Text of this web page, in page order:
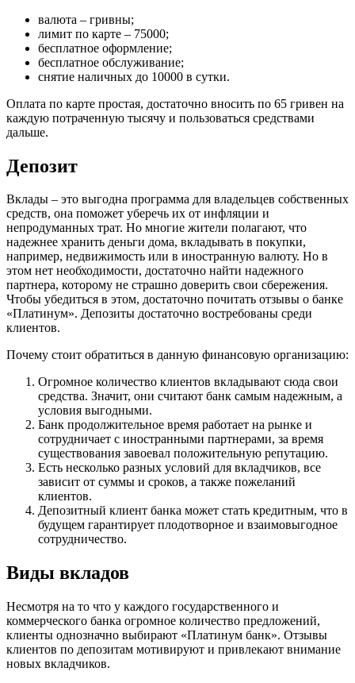
валюта – гривны;
лимит по карте – 75000;
бесплатное оформление;
бесплатное обслуживание;
снятие наличных до 10000 в сутки.
Оплата по карте простая, достаточно вносить по 65 гривен на
каждую потраченную тысячу и пользоваться средствами
дальше.
Депозит
Вклады – это выгодна программа для владельцев собственных
средств, она поможет уберечь их от инфляции и
непродуманных трат. Но многие жители полагают, что
надежнее хранить деньги дома, вкладывать в покупки,
например, недвижимость или в иностранную валюту. Но в
этом нет необходимости, достаточно найти надежного
партнера, которому не страшно доверить свои сбережения.
Чтобы убедиться в этом, достаточно почитать отзывы о банке
«Платинум». Депозиты достаточно востребованы среди
клиентов.
Почему стоит обратиться в данную финансовую организацию:
Огромное количество клиентов вкладывают сюда свои
средства. Значит, они считают банк самым надежным, а
условия выгодными.
Банк продолжительное время работает на рынке и
сотрудничает с иностранными партнерами, за время
существования завоевал положительную репутацию.
Есть несколько разных условий для вкладчиков, все
зависит от суммы и сроков, а также пожеланий
клиентов.
Депозитный клиент банка может стать кредитным, что в
будущем гарантирует плодотворное и взаимовыгодное
сотрудничество.
Виды вкладов
Несмотря на то что у каждого государственного и
коммерческого банка огромное количество предложений,
клиенты однозначно выбирают «Платинум банк». Отзывы
клиентов по депозитам мотивируют и привлекают внимание
новых вкладчиков.